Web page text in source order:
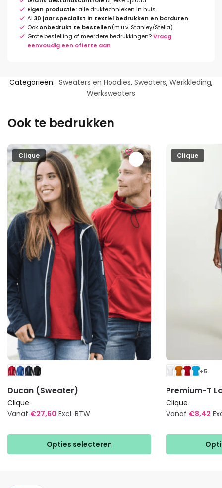
Eigen productie: alle druktechnieken in huis
Al 30 jaar specialist in textiel bedrukken en borduren
Ookonbedrukt te bestellen (m.u.v. Stanley/Stella)
Grote bestelling of meerdere bedrukkingen?Vraag
eenvoudig een offerte aan
Categorieën: Sweaters en Hoodies, Sweaters, Werkkleding,
Werksweaters
Ook te bedrukken
Clique
Ducan (Sweater)
Clique
Vanaf €27,60 Excl. BTW
Opties selecteren
heeft
Clique
+5
Premium-T
Clique
Vanaf €8,42
heeft